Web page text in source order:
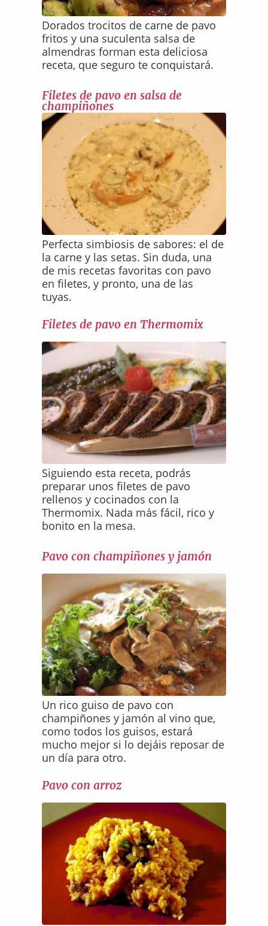
Dorados trocitos de carne de pavo
fritos y una suculenta salsa de
almendras forman esta deliciosa
receta, que seguro te conquistará.
Filetes de pavo en salsa de
champiñones
Perfecta simbiosis de sabores: el de
la carne y las setas. Sin duda, una
de mis recetas favoritas con pavo
en filetes, y pronto, una de las
tuyas.
Filetes de pavo en Thermomix
Siguiendo esta receta, podrás
preparar unos filetes de pavo
rellenos y cocinados con la
Thermomix. Nada más fácil, rico y
bonito en la mesa.
Pavo con champiñones y jamón
Un rico guiso de pavo con
champiñones y jamón al vino que,
como todos los guisos, estará
mucho mejor si lo dejáis reposar de
un día para otro.
Pavo con arroz